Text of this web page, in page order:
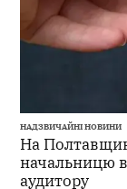
НАДЗВИЧАЙНІ НОВИНИ
На
начальницю
аудитору